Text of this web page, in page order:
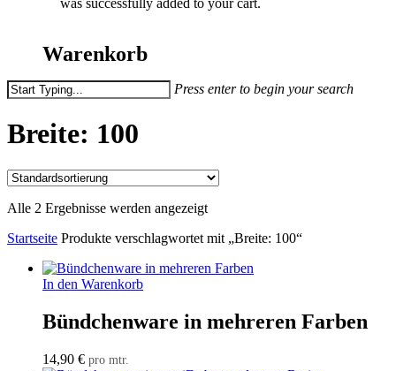
was successfully added to your cart.
Warenkorb
Press enter to begin your search
Search
Breite: 100
Alle 2 Ergebnisse werden angezeigt
Startseite Produkte verschlagwortet mit „Breite: 100“
In den Warenkorb
Bündchenware in mehreren Farben
14,90 € pro mtr.